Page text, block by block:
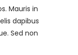
Mauris in
dapibus
Sed non